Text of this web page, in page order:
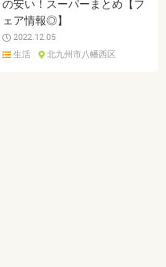
の安い！スーパーまとめ【フ
ェア情報◎】
2022.12.05
生活
北九州市八幡西区